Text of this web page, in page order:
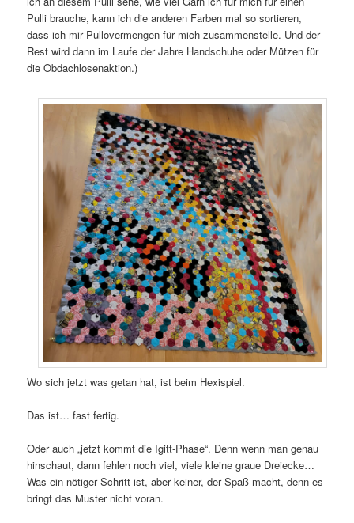
Pulli brauche, kann ich die anderen Farben mal so sortieren,
dass ich mir Pullovermengen für mich zusammenstelle. Und der
Rest wird dann im Laufe der Jahre Handschuhe oder Mützen für
die Obdachlosenaktion.)
Wo sich jetzt was getan hat, ist beim Hexispiel.
Das ist… fast fertig.
Oder auch „jetzt kommt die Igitt-Phase“. Denn wenn man genau
hinschaut, dann fehlen noch viel, viele kleine graue Dreiecke…
Was ein nötiger Schritt ist, aber keiner, der Spaß macht, denn es
bringt das Muster nicht voran.